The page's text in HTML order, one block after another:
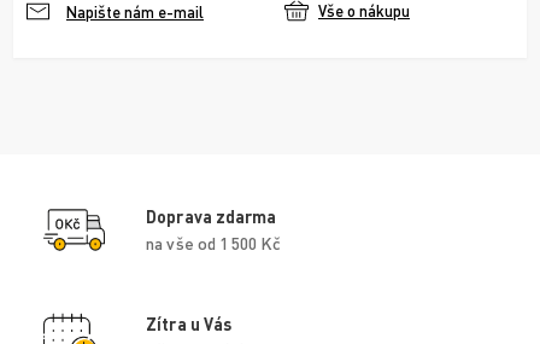
Napište nám e-mail Vše o nákupu
Doprava zdarma
na vše od 1 500 Kč
Zítra u Vás